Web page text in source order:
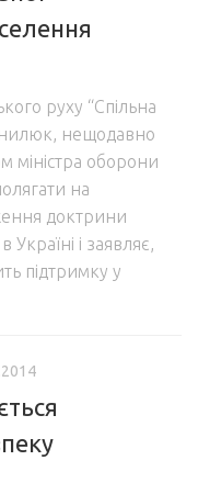
руху “Спільна
нещодавно
міністра оборони
на
доктрини
Україні і заявляє,
підтримку у